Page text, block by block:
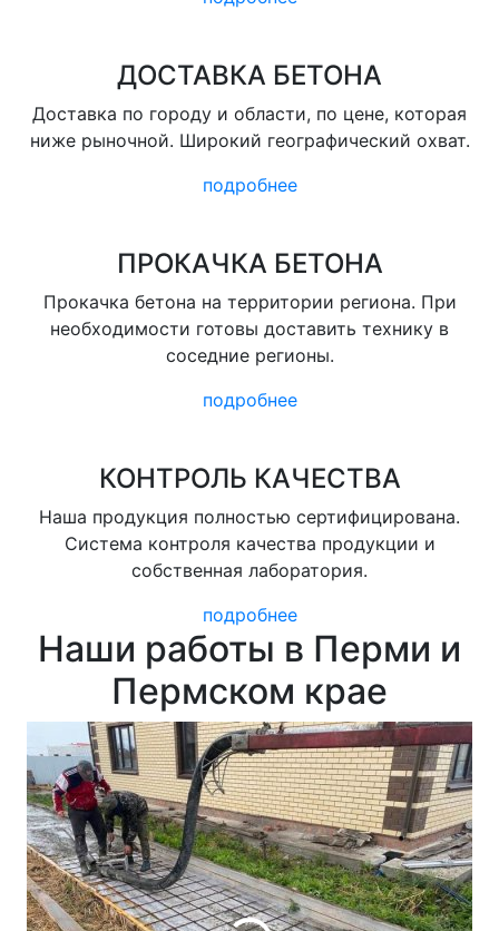
ДОСТАВКА БЕТОНА
Доставка по городу и области, по цене, которая
ниже рыночной. Широкий географический охват.
подробнее
ПРОКАЧКА БЕТОНА
Прокачка бетона на территории региона. При
необходимости готовы доставить технику в
соседние регионы.
подробнее
КОНТРОЛЬ КАЧЕСТВА
Наша продукция полностью сертифицирована.
Система контроля качества продукции и
собственная лаборатория.
подробнее
Наши работы в Перми и
Пермском крае